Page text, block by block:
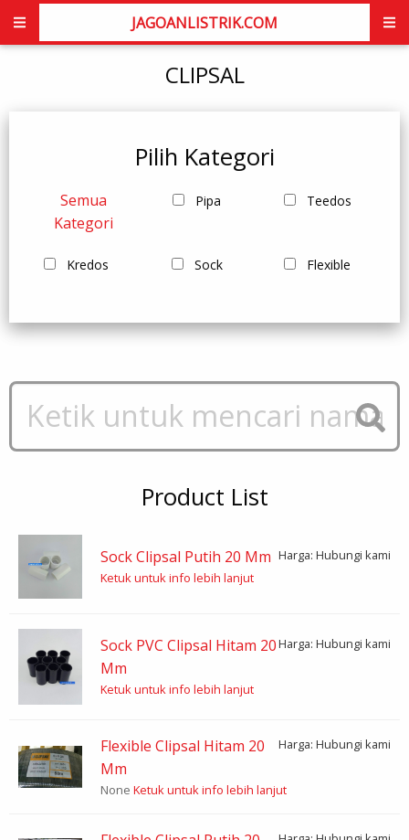
JAGOANLISTRIK.COM
CLIPSAL
Pilih Kategori
Semua
Kategori
Pipa Teedos
Kredos Sock Flexible
Product List
Sock Clipsal Putih 20 Mm Harga: Hubungi kami
Ketuk untuk info lebih lanjut
Sock PVC Clipsal Hitam 20
Mm
Harga: Hubungi kami
Ketuk untuk info lebih lanjut
Flexible Clipsal Hitam 20
Mm
Harga: Hubungi kami
None Ketuk untuk info lebih lanjut